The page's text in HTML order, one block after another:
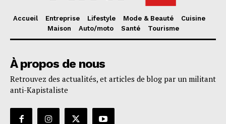
Accueil Entreprise Lifestyle Mode & Beauté
Cuisine
Maison
Auto/moto Santé Tourisme
À propos de nous
Retrouvez des actualités, et articles de blog par un militant
anti-Kapistaliste